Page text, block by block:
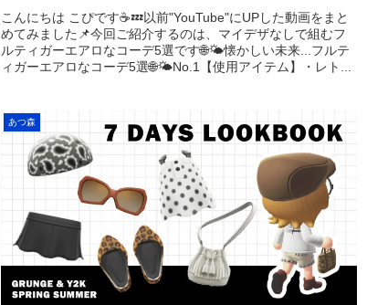
こんにちは こぴです☕️💤以前"YouTube"にUPした動画をまと
めてみました📌今回ご紹介するのは、マイデザなしで組むフ
ルティガーエアロなコーデ5選です🌐🌤懐かしい未来...フルテ
ィガーエアロなコーデ5選🌐🌤No.1【使用アイテム】・レト...
あつ森